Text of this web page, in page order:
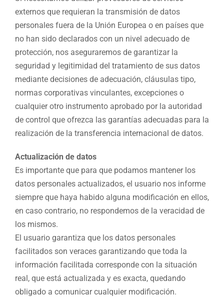
externos que requieran la transmisión de datos
personales fuera de la Unión Europea o en países que
no han sido declarados con un nivel adecuado de
protección, nos aseguraremos de garantizar la
seguridad y legitimidad del tratamiento de sus datos
mediante decisiones de adecuación, cláusulas tipo,
normas corporativas vinculantes, excepciones o
cualquier otro instrumento aprobado por la autoridad
de control que ofrezca las garantías adecuadas para la
realización de la transferencia internacional de datos.
Actualización de datos
Es importante que para que podamos mantener los
datos personales actualizados, el usuario nos informe
siempre que haya habido alguna modificación en ellos,
en caso contrario, no respondemos de la veracidad de
los mismos.
El usuario garantiza que los datos personales
facilitados son veraces garantizando que toda la
información facilitada corresponde con la situación
real, que está actualizada y es exacta, quedando
obligado a comunicar cualquier modificación.